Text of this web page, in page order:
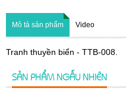
Mô tả sản phẩm Video
Tranh thuyền biển - TTB-008.
SẢN PHẨM NGẪU NHIÊN